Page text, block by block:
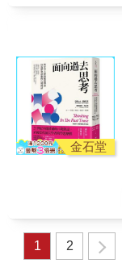
金石堂
1 2